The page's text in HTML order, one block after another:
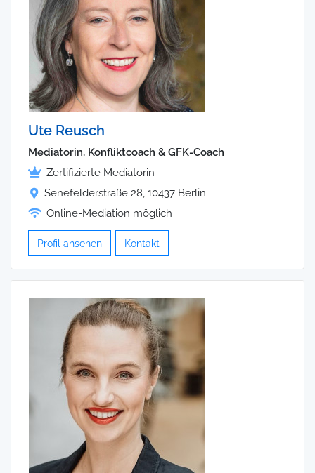
Ute Reusch
Mediatorin, Konfliktcoach & GFK-Coach
Zertifizierte Mediatorin
Senefelderstraße 28, 10437 Berlin
Online-Mediation möglich
Profil ansehen Kontakt